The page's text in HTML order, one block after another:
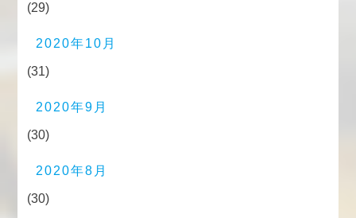
(29)
2020年10月
(31)
2020年9月
(30)
2020年8月
(30)